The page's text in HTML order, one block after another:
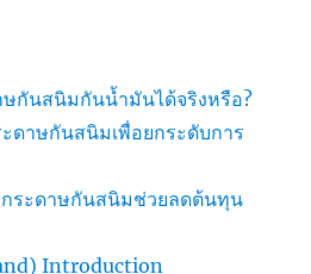
ษกันสนิมกันน้ำมันได้จริงหรือ?
ดาษกันสนิมเพื่อยกระดับการ
ระดาษกันสนิมช่วยลดต้นทุน
Introduction